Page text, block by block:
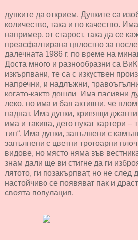
дупките да открием. Дупките са
количество, така и по качество.
например, от старост, така да се
преасфалтирана цялостно за
далечната 1986 г. по време на
Доста много и разнообразни са
изкърпвани, те са с изкуствен
напречни, и надлъжни,
когато-както дошли. Има пасивни
леко, но има и бая активни, че
паднат. Има дупки, кривящи
има и такива, дето пукат картери –
тип“. Има дупки, запълнени с
запълнени с цветни тротоарни
видове, но място няма във
знам дали ще ви стигне да ги
лятото, ги позакърпват, но не след
настойчиво се появяват пак и
своята популация.